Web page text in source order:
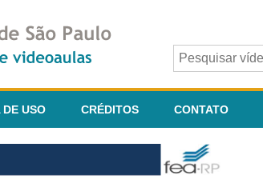
USO CRÉDITOS CONTATO